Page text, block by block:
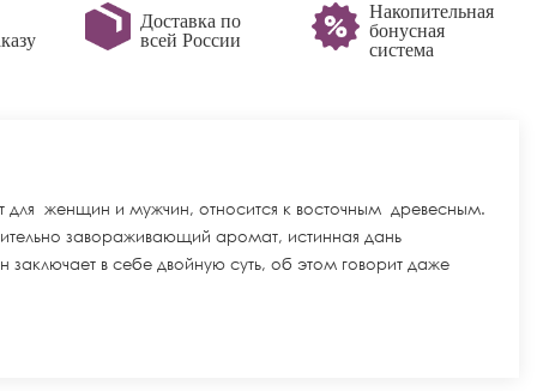
Доставка по
всей России
Накопительная
бонусная
система
для женщин и мужчин, относится к восточным древесным.
завораживающий аромат, истинная дань
в себе двойную суть, об этом говорит даже